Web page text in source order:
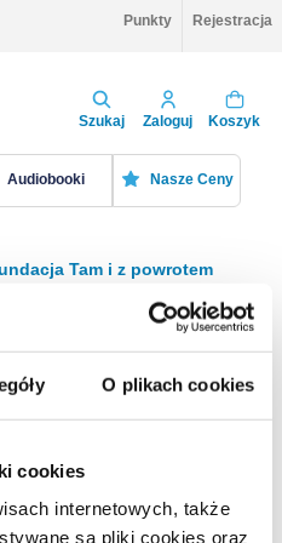
O plikach cookies
cookies
internetowych, także
są pliki cookies oraz
Punkty Rejestracja
Szukaj Zaloguj Koszyk
Audiobooki Nasze Ceny
Tam i z powrotem
Sortuj
Na stronie